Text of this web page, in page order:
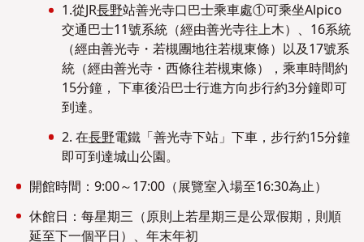
1.從JR長野站善光寺口巴士乘車處①可乘坐Alpico
交通巴士11號系統（經由善光寺往上木）、16系統
（經由善光寺・若槻團地往若槻東條）以及17號系
統（經由善光寺・西條往若槻東條），乘車時間約
15分鐘， 下車後沿巴士行進方向步行約3分鐘即可
到達。
2. 在長野電鐵「善光寺下站」下車，步行約15分鐘
即可到達城山公園。
開館時間：9:00～17:00（展覽室入場至16:30為止）
休館日：每星期三（原則上若星期三是公眾假期，則順
延至下一個平日）、年末年初